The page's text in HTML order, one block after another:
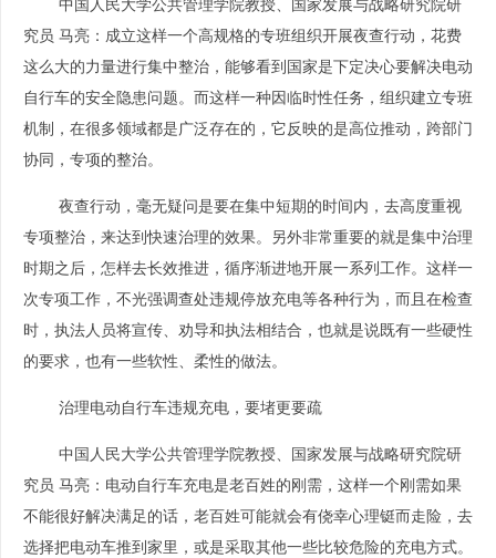
中国人民大学公共管理学院教授、国家发展与战略研究院研
究员 马亮： 成立这样一个高规格的专班组织开展夜查行动，花费
这么大的力量进行集中整治，能够看到国家是下定决心要解决电动
自行车的安全隐患问题。而这样一种因临时性任务，组织建立专班
机制，在很多领域都是广泛存在的，它反映的是高位推动，跨部门
协同，专项的整治。
夜查行动，毫无疑问是要在集中短期的时间内，去高度重视
专项整治，来达到快速治理的效果。另外非常重要的就是集中治理
时期之后，怎样去长效推进，循序渐进地开展一系列工作。这样一
次专项工作，不光强调查处违规停放充电等各种行为，而且在检查
时，执法人员将宣传、劝导和执法相结合，也就是说既有一些硬性
的要求，也有一些软性、柔性的做法。
治理电动自行车违规充电，要堵更要疏
中国人民大学公共管理学院教授、国家发展与战略研究院研
究员 马亮： 电动自行车充电是老百姓的刚需，这样一个刚需如果
不能很好解决满足的话，老百姓可能就会有侥幸心理铤而走险，去
选择把电动车推到家里，或是采取其他一些比较危险的充电方式。